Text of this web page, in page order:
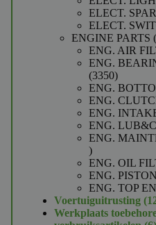
ELECT.
ELECT.
ENGINE PARTS
ENG. AIR
ENG.
33503350
ENG.
ENG.
ENG.
ENG.
ENG.
24
producten
ENG. OIL
ENG.
ENG. TOP
Voertuiguitrusting
Werkplaats